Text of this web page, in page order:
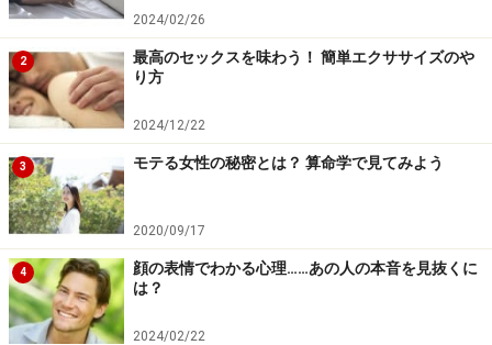
結婚して、相手にとりたてて大きな不満がないのでけれ
ども、「なんだかしっくりこない」あるいは、「結婚し
た途端に運気が下降してきた気がする」
こんな、曖昧模糊とした気持ちを抱き続けながら、結婚
生活を続けている人が、もし、宿命の相手に遭遇してし
まったとしたら？頭の中では良くないとわかっていて
も、こころでは、どんどん相手に魅かれていってしまい
ます。
2024/02/26
2
最高のセックスを味わう！ 簡単エクササイズのや
り方
2024/12/22
3 モテる女性の秘密とは？ 算命学で見てみよう
2020/09/17
4
顔の表情でわかる心理……あの人の本音を見抜くに
は？
2024/02/22